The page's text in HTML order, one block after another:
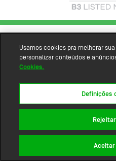
Usamos cookies pra melhorar
personalizar conteúdos e
Cookies.
Definições
Aceitar